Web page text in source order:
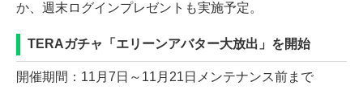
か、週末ログインプレゼントも実施予定。
TERAガチャ「エリーンアバター大放出」を開始
開催期間：11月7日～11月21日メンテナンス前まで